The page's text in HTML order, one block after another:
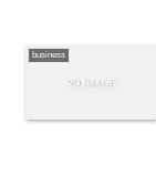
business